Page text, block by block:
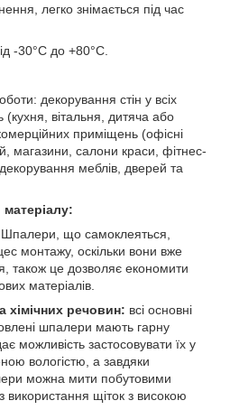
легко знімається під час
-30°C до +80°C.
декорування стін у всіх
вітальня, дитяча або
приміщень (офісні
магазини, салони краси, фітнес-
меблів, дверей та
матеріалу:
Шпалери, що самоклеяться,
монтажу, оскільки вони вже
також це дозволяє економити
матеріалів.
хімічних речовин: всі основні
шпалери мають гарну
можливість застосовувати їх у
вологістю, а завдяки
можна мити побутовими
щіток з високою